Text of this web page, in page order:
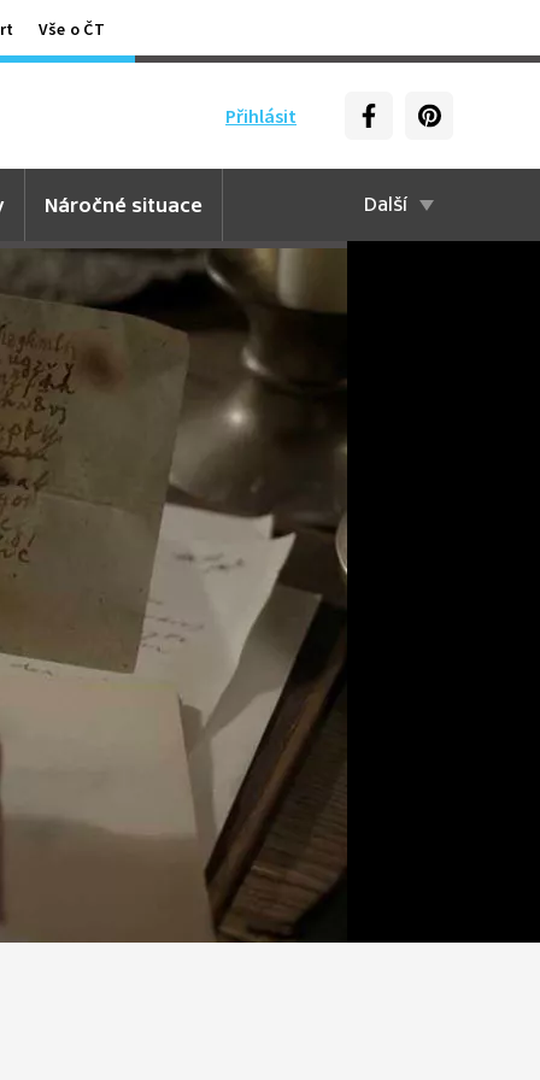
Vše o ČT
Přihlásit
Náročné situace Další